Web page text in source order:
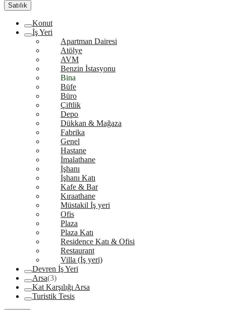
Satılık
Konut
İş Yeri
Apartman Dairesi
Atölye
AVM
Benzin İstasyonu
Bina
Büfe
Büro
Çiftlik
Depo
Dükkan & Mağaza
Fabrika
Genel
Hastane
İmalathane
İşhanı
İşhanı Katı
Kafe & Bar
Kıraathane
Müstakil İş yeri
Ofis
Plaza
Plaza Katı
Residence Katı & Ofisi
Restaurant
Villa (İş yeri)
Devren İş Yeri
Arsa(3)
Kat Karşılığı Arsa
Turistik Tesis